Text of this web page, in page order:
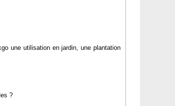
une utilisation en jardin, une plantation
?